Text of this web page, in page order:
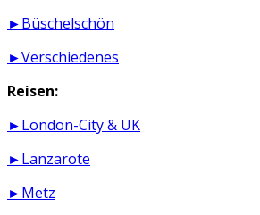
►Büschelschön
►Verschiedenes
Reisen:
►London-City & UK
►Lanzarote
►Metz